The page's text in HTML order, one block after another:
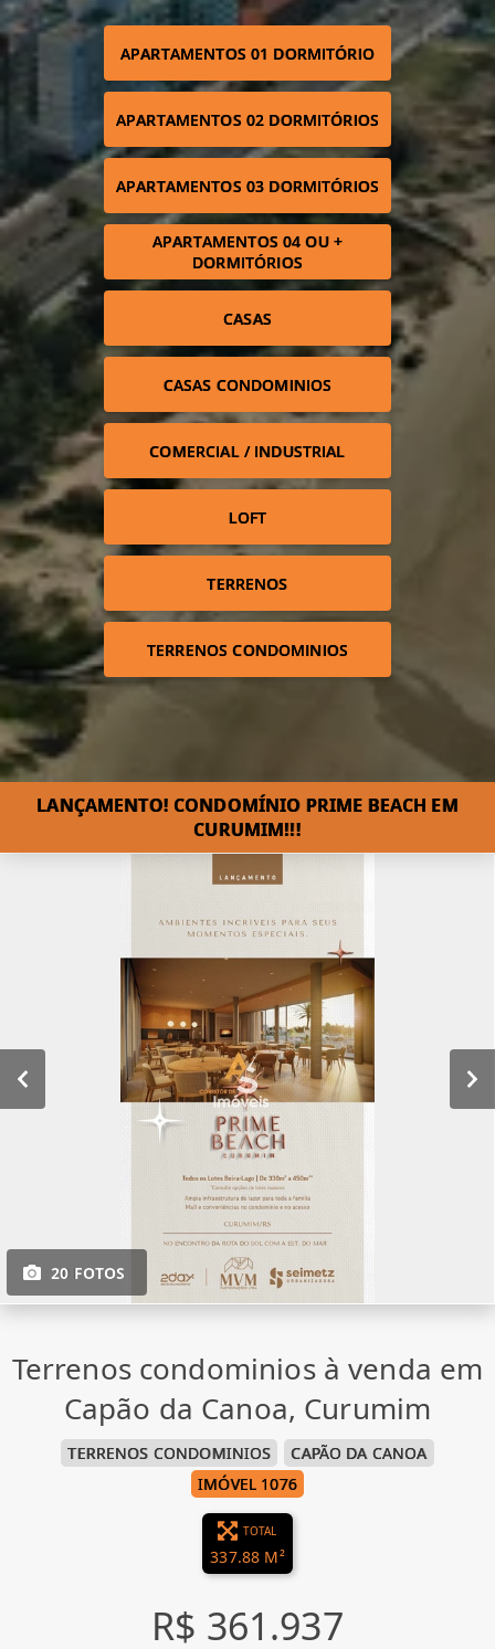
APARTAMENTOS 01 DORMITÓRIO
APARTAMENTOS 02 DORMITÓRIOS
APARTAMENTOS 03 DORMITÓRIOS
APARTAMENTOS 04 OU +
DORMITÓRIOS
CASAS
CASAS CONDOMINIOS
COMERCIAL / INDUSTRIAL
LOFT
TERRENOS
TERRENOS CONDOMINIOS
LANÇAMENTO! CONDOMÍNIO PRIME BEACH EM
CURUMIM!!!
20 FOTOS
Terrenos condominios à venda em
Capão da Canoa, Curumim
TERRENOS CONDOMINIOS
CAPÃO DA CANOA
IMÓVEL 1076
TOTAL
337.88 M²
R$ 361.937